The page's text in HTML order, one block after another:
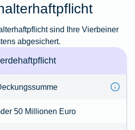
sind Ihre Vierbeiner
abgesichert.
50 Millionen Euro